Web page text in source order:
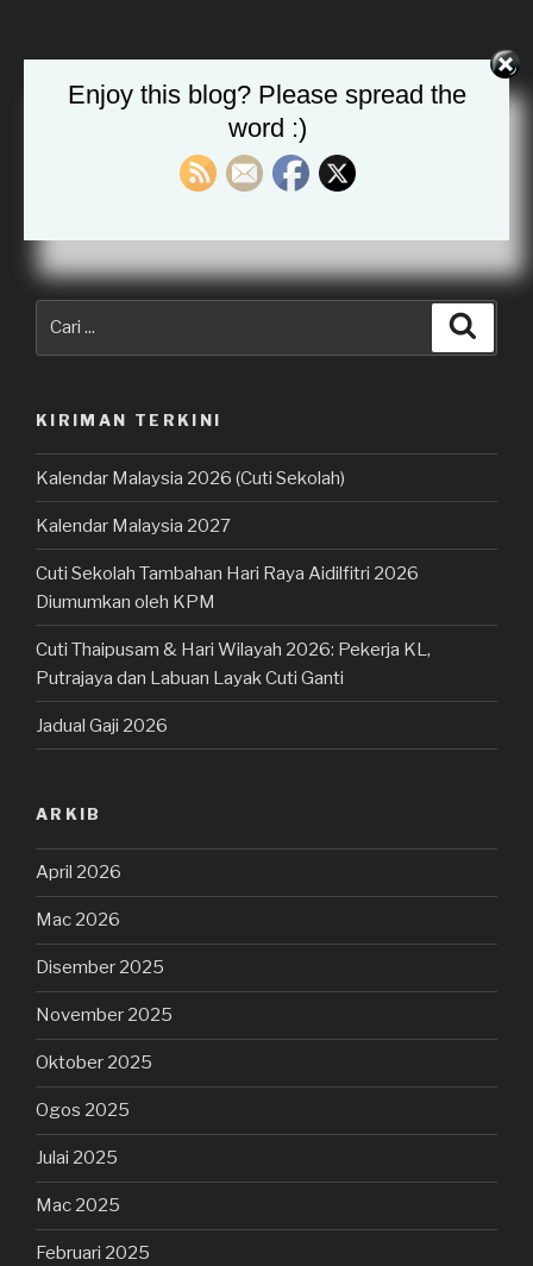
Bahasa Melayu
KIRIMAN TERKINI
Kalendar Malaysia 2026 (Cuti Sekolah)
Kalendar Malaysia 2027
Cuti Sekolah Tambahan Hari Raya Aidilfitri 2026
Diumumkan oleh KPM
Cuti Thaipusam & Hari Wilayah 2026: Pekerja KL,
Putrajaya dan Labuan Layak Cuti Ganti
Jadual Gaji 2026
ARKIB
April 2026
Mac 2026
Disember 2025
November 2025
Oktober 2025
Ogos 2025
Julai 2025
Mac 2025
Februari 2025
Enjoy this blog? Please spread the
word :)